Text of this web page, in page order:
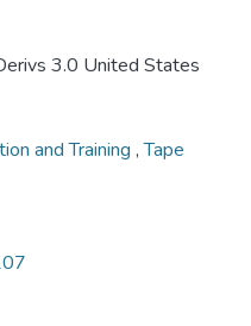
3.0 United States
and Training ,Tape